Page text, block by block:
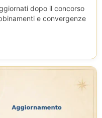
dopo il concorso
e convergenze